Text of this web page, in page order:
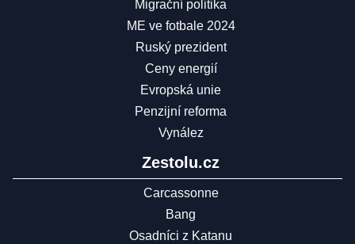
Migrační politika
ME ve fotbale 2024
Ruský prezident
Ceny energií
Evropská unie
Penzijní reforma
Vynález
Zestolu.cz
Carcassonne
Bang
Osadníci z Katanu